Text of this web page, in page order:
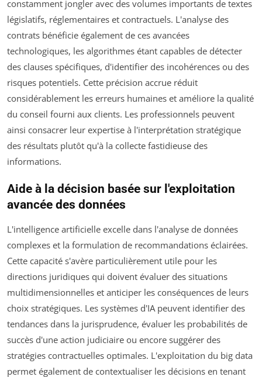
constamment jongler avec des volumes importants de textes
législatifs, réglementaires et contractuels. L'analyse des
contrats bénéficie également de ces avancées
technologiques, les algorithmes étant capables de détecter
des clauses spécifiques, d'identifier des incohérences ou des
risques potentiels. Cette précision accrue réduit
considérablement les erreurs humaines et améliore la qualité
du conseil fourni aux clients. Les professionnels peuvent
ainsi consacrer leur expertise à l'interprétation stratégique
des résultats plutôt qu'à la collecte fastidieuse des
informations.
Aide à la décision basée sur l'exploitation
avancée des données
L'intelligence artificielle excelle dans l'analyse de données
complexes et la formulation de recommandations éclairées.
Cette capacité s'avère particulièrement utile pour les
directions juridiques qui doivent évaluer des situations
multidimensionnelles et anticiper les conséquences de leurs
choix stratégiques. Les systèmes d'IA peuvent identifier des
tendances dans la jurisprudence, évaluer les probabilités de
succès d'une action judiciaire ou encore suggérer des
stratégies contractuelles optimales. L'exploitation du big data
permet également de contextualiser les décisions en tenant